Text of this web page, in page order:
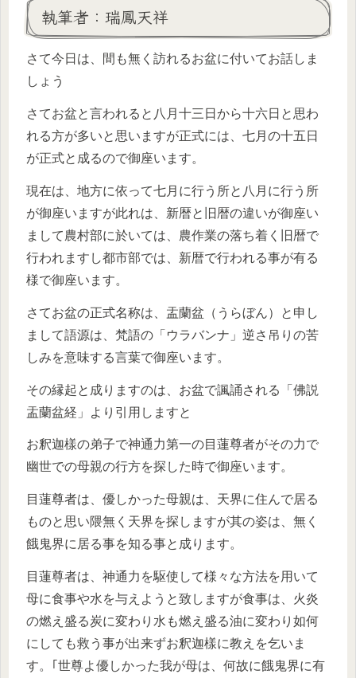
執筆者：瑞鳳天祥
さて今日は、間も無く訪れるお盆に付いてお話しま
しょう
さてお盆と言われると八月十三日から十六日と思わ
れる方が多いと思いますが正式には、七月の十五日
が正式と成るので御座います。
現在は、地方に依って七月に行う所と八月に行う所
が御座いますが此れは、新暦と旧暦の違いが御座い
まして農村部に於いては、農作業の落ち着く旧暦で
行われますし都市部では、新暦で行われる事が有る
様で御座います。
さてお盆の正式名称は、盂蘭盆（うらぼん）と申し
まして語源は、梵語の「ウラバンナ」逆さ吊りの苦
しみを意味する言葉で御座います。
その縁起と成りますのは、お盆で諷誦される「佛説
盂蘭盆経」より引用しますと
お釈迦樣の弟子で神通力第一の目蓮尊者がその力で
幽世での母親の行方を探した時で御座います。
目蓮尊者は、優しかった母親は、天界に住んで居る
ものと思い隈無く天界を探しますが其の姿は、無く
餓鬼界に居る事を知る事と成ります。
目蓮尊者は、神通力を駆使して様々な方法を用いて
母に食事や水を与えようと致しますが食事は、火炎
の燃え盛る炭に変わり水も燃え盛る油に変わり如何
にしても救う事が出来ずお釈迦樣に教えを乞いま
す。｢世尊よ優しかった我が母は、何故に餓鬼界に有